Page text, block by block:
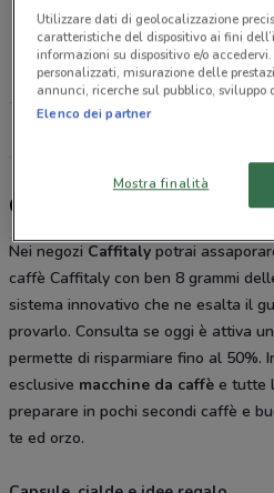
Viale Regina Margherita
Roma
3.9 km
Caffitaly, offerte e negozi
Nei negozi Caffitaly potrai
caffè Caffitaly con ben 8 grammi
sistema innovativo che ne esalta il
provarlo. Consulta se oggi è attiva
permette di risparmiare fino al 50%.
esclusive macchine da caffè e tutte
preparare in pochi secondi caffè e
te ed orzo.
Utilizzare dati di geolocalizzazione
caratteristiche del dispositivo ai fini
informazioni su dispositivo e/o
personalizzati, misurazione delle
annunci, ricerche sul pubblico, sviluppo
Elenco dei partner
Mostra finalità